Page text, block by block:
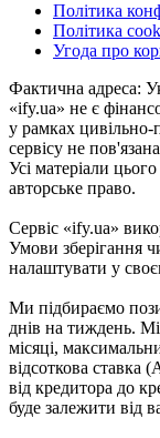
Політика
Політика
Угода про
Фактична адреса:
«ify.ua» не є
у рамках цивільно-
сервісу не
Усі матеріали
авторське право.
Сервіс «ify.ua»
Умови зберігання
налаштувати у
Ми підбираємо
днів на тиждень.
місяці,
відсоткова ставка
від кредитора до
буде залежити від